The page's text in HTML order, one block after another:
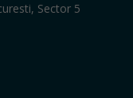
Sector 5